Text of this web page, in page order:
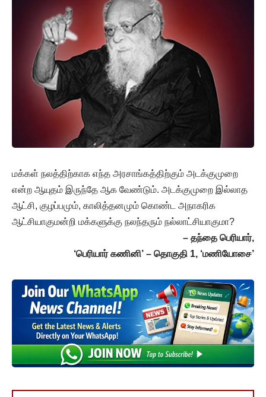
மக்கள் நலத்திற்காக எந்த அரசாங்கத்திற்கும் அடக்குமுறை
என்ற ஆயுதம் இருந்தே ஆக வேண்டும். அடக்குமுறை இல்லாத
ஆட்சி, குழப்பமும், காலித்தனமும் கொண்ட அநாகரிக
ஆட்சியாகுமன்றி மக்களுக்கு நலந்தரும் நல்லாட்சியாகுமா?
– தந்தை பெரியார்,
‘பெரியார் கணினி’ – தொகுதி 1, ‘மணியோசை’